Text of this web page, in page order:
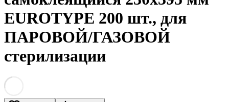
EUROTYPE 200 шт., для
ПАРОВОЙ/ГАЗОВОЙ
стерилизации